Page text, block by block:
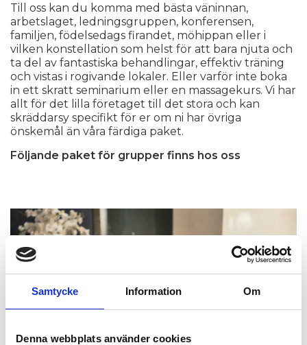
Samtycke Information Om
Denna webbplats använder cookies
Till oss kan du komma med bästa väninnan,
arbetslaget, ledningsgruppen, konferensen,
familjen, födelsedags firandet, möhippan eller i
vilken konstellation som helst för att bara njuta och
ta del av fantastiska behandlingar, effektiv träning
och vistas i rogivande lokaler. Eller varför inte boka
in ett skratt seminarium eller en massagekurs. Vi har
allt för det lilla företaget till det stora och kan
skräddarsy specifikt för er om ni har övriga
önskemål än våra färdiga paket.
Följande paket för grupper finns hos oss